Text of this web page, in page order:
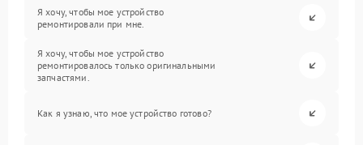
Я хочу, чтобы мое устройство
ремонтировали при мне.
Я хочу, чтобы мое устройство
ремонтировалось только оригинальными
запчастями.
Как я узнаю, что мое устройство готово?